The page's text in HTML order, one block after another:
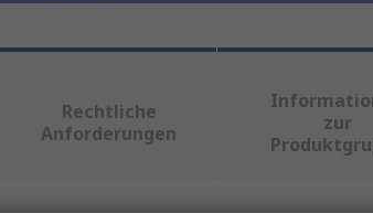
Rechtliche
Anforderungen
zur